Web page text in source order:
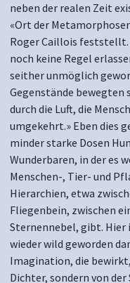
neben der realen Zeit
«Ort der
Roger Caillois
noch keine Regel
seither unmöglich
Gegenstände bewegten
durch die Luft, die
umgekehrt.» Eben dies
minder starke Dosen
Wunderbaren, in der es
Menschen-, Tier- und
Hierarchien, etwa
Fliegenbein, zwischen
Sternennebel, gibt.
wieder wild geworden
Imagination, die
Dichter, sondern von